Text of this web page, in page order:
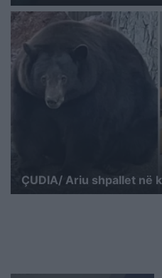
ÇUDIA/ Ariu shpallet në